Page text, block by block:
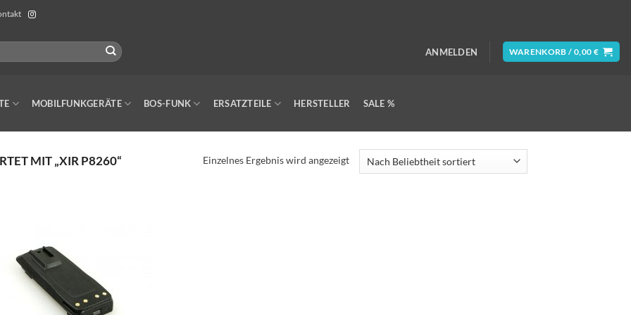
ANMELDEN WARENKORB / 0,00 €
MOBILFUNKGERÄTE BOS-FUNK ERSATZTEILE HERSTELLER SALE %
MIT „XIR P8260“ Einzelnes Ergebnis wird angezeigt